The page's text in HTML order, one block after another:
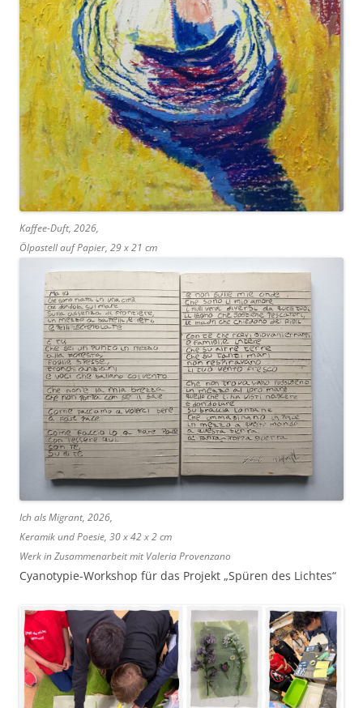
Kaffee-Duft, 2026,
Ölpastell auf Papier, 29 x 21 cm
Ich als Migrant, 2026,
Keramik und Poesie, 30 x 42 x 2 cm
Werk in Zusammenarbeit mit Valeria Provenzano
Cyanotypie-Workshop für das Projekt „Spüren des Lichtes“